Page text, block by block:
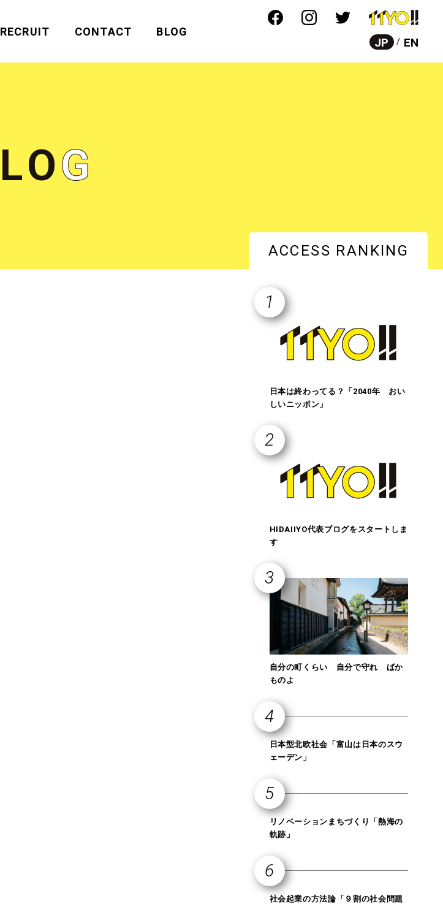
JP EN
RECRUIT CONTACT BLOG
LOG
ACCESS RANKING
日本は終わってる？「2040年 おい
しいニッポン」
HIDAIIYO代表ブログをスタートしま
す
自分の町くらい 自分で守れ ばか
ものよ
日本型北欧社会「富山は日本のスウ
ェーデン」
リノベーションまちづくり「熱海の
軌跡」
社会起業の方法論「９割の社会問題